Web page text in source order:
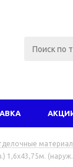
1,6х43,75м.